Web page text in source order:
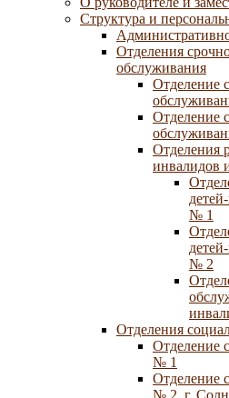
Структура и
Отделения
обслуживания
Отделение
Отделение
Отделения
инвалидов
№ 1
№ 2
Отделения
Отделение
№ 1
Отделение
№ 2, г.